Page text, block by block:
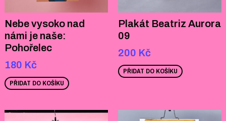
Nebe vysoko nad
námi je naše:
Pohořelec
180 Kč
PŘIDAT DO KOŠÍKU
Plakát Beatriz Aurora
09
200 Kč
PŘIDAT DO KOŠÍKU